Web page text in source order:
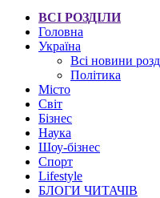
ВСІ РОЗДІЛИ
Головна
Україна
Всі новини
Політика
Місто
Світ
Бізнес
Наука
Шоу-бізнес
Спорт
Lifestyle
БЛОГИ ЧИТАЧІВ